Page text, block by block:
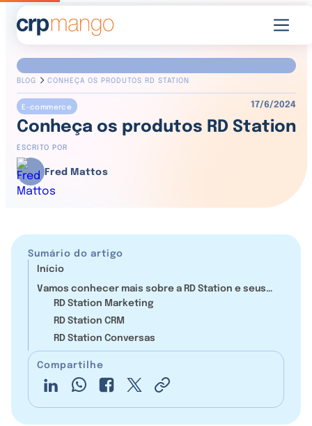
BLOG CONHEÇA OS PRODUTOS RD STATION
E-commerce 17/6/2024
Conheça os produtos RD Station
ESCRITO POR
Fred Mattos
Sumário do artigo
Início
Vamos conhecer mais sobre a RD Station e seus
produtos?
RD Station Marketing
RD Station CRM
RD Station Conversas
Compartilhe